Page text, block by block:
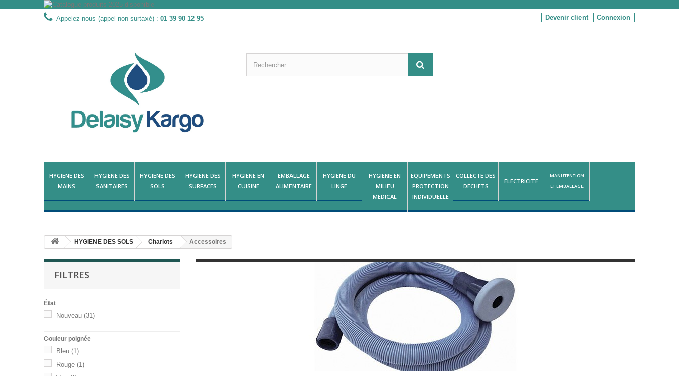
Connexion
Devenir client
Appelez-nous (appel non surtaxé) : 01 39 90 12 95
HYGIENE DES
MAINS
HYGIENE DES
SANITAIRES
HYGIENE DES
SOLS
HYGIENE DES
SURFACES
HYGIENE EN
CUISINE
EMBALLAGE
ALIMENTAIRE
HYGIENE DU
LINGE
HYGIENE EN
MILIEU
MEDICAL
EQUIPEMENTS
PROTECTION
INDIVIDUELLE
COLLECTE DES
DECHETS
ELECTRICITE
MANUTENTION
ET EMBALLAGE
HYGIENE DES SOLS Chariots Accessoires
FILTRES
État
Nouveau (31)
Couleur poignée
Bleu (1)
Rouge (1)